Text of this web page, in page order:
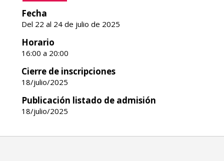
Fecha
Del 22 al 24 de julio de 2025
Horario
16:00 a 20:00
Cierre de inscripciones
18/julio/2025
Publicación listado de admisión
18/julio/2025